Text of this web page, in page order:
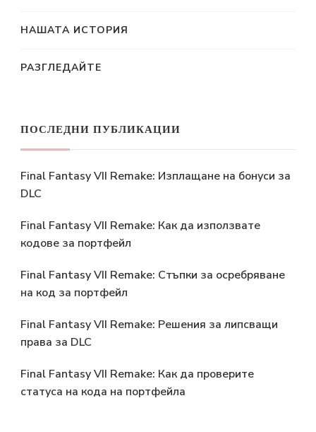
НАШАТА ИСТОРИЯ
РАЗГЛЕДАЙТЕ
ПОСЛЕДНИ ПУБЛИКАЦИИ
Final Fantasy VII Remake: Изплащане на бонуси за
DLC
Final Fantasy VII Remake: Как да използвате
кодове за портфейл
Final Fantasy VII Remake: Стъпки за осребряване
на код за портфейл
Final Fantasy VII Remake: Решения за липсващи
права за DLC
Final Fantasy VII Remake: Как да проверите
статуса на кода на портфейла